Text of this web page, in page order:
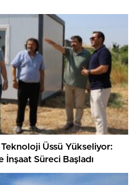
Teknoloji Üssü Yükseliyor:
İnşaat Süreci Başladı